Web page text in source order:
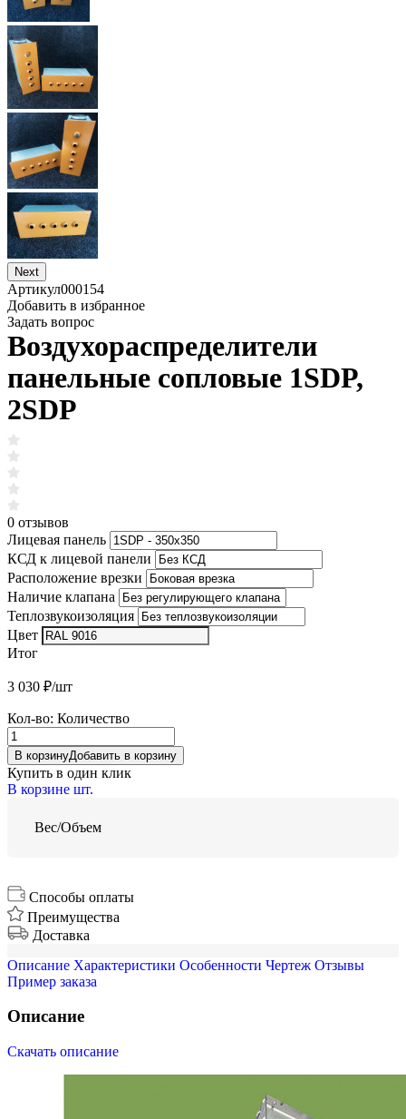
Next
Артикул000154
Добавить в избранное
Задать вопрос
Воздухораспределители
панельные сопловые 1SDP,
2SDP
0 отзывов
Лицевая панель
КСД к лицевой панели
Расположение врезки
Наличие клапана
Теплозвукоизоляция
Цвет
Итог
3 030 ₽/шт
Кол-во: Количество
В корзинуДобавить в корзину
Купить в один клик
В корзине шт.
Вес/Объем
Способы оплаты
Преимущества
Доставка
Описание Характеристики Особенности Чертеж Отзывы
Пример заказа
Описание
Скачать описание